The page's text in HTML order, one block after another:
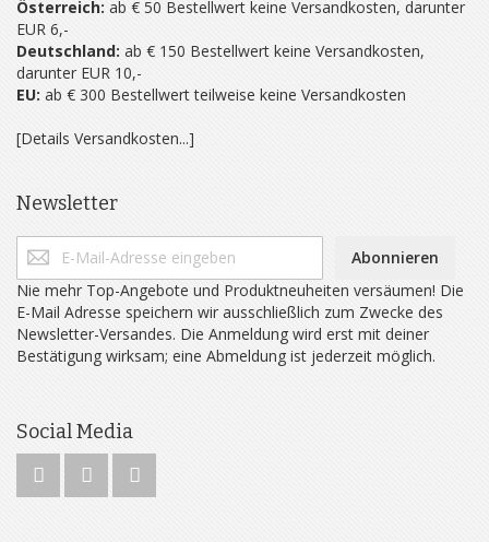
Österreich: ab € 50 Bestellwert keine Versandkosten, darunter
EUR 6,-
Deutschland: ab € 150 Bestellwert keine Versandkosten,
darunter EUR 10,-
EU: ab € 300 Bestellwert teilweise keine Versandkosten
[Details Versandkosten...]
Newsletter
Abonnieren
Nie mehr Top-Angebote und Produktneuheiten versäumen! Die
E-Mail Adresse speichern wir ausschließlich zum Zwecke des
Newsletter-Versandes. Die Anmeldung wird erst mit deiner
Bestätigung wirksam; eine Abmeldung ist jederzeit möglich.
Social Media